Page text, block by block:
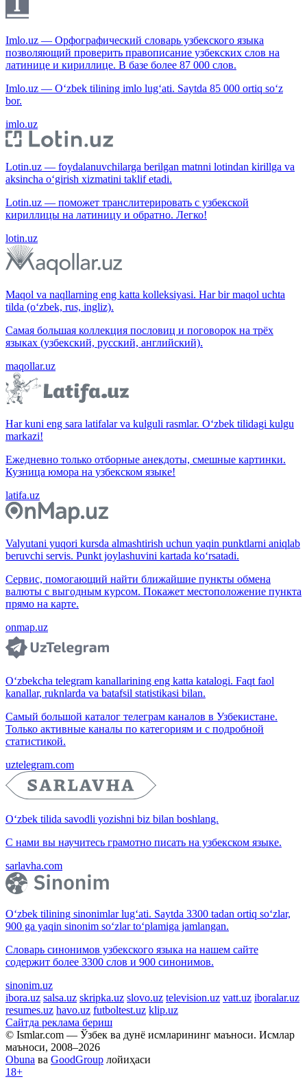
Imlo.uz — Орфографический словарь узбекского языка
позволяющий проверить правописание узбекских слов на
латинице и кириллице. В базе более 87 000 слов.
Imlo.uz — O‘zbek tilining imlo lug‘ati. Saytda 85 000 ortiq so‘z
bor.
imlo.uz
Lotin.uz — foydalanuvchilarga berilgan matnni lotindan kirillga va
aksincha o‘girish xizmatini taklif etadi.
Lotin.uz — поможет транслитерировать с узбекской
кириллицы на латиницу и обратно. Легко!
lotin.uz
Maqol va naqllarning eng katta kolleksiyasi. Har bir maqol uchta
tilda (o‘zbek, rus, ingliz).
Самая большая коллекция пословиц и поговорок на трёх
языках (узбекский, русский, английский).
maqollar.uz
Har kuni eng sara latifalar va kulguli rasmlar. O‘zbek tilidagi kulgu
markazi!
Ежедневно только отборные анекдоты, смешные картинки.
Кузница юмора на узбекском языке!
latifa.uz
Valyutani yuqori kursda almashtirish uchun yaqin punktlarni aniqlab
beruvchi servis. Punkt joylashuvini kartada ko‘rsatadi.
Сервис, помогающий найти ближайшие пункты обмена
валюты с выгодным курсом. Покажет местоположение пункта
прямо на карте.
onmap.uz
O‘zbekcha telegram kanallarining eng katta katalogi. Faqt faol
kanallar, ruknlarda va batafsil statistikasi bilan.
Самый большой каталог телеграм каналов в Узбекистане.
Только активные каналы по категориям и с подробной
статистикой.
uztelegram.com
O‘zbek tilida savodli yozishni biz bilan boshlang.
С нами вы научитесь грамотно писать на узбекском языке.
sarlavha.com
O‘zbek tilining sinonimlar lug‘ati. Saytda 3300 tadan ortiq so‘zlar,
900 ga yaqin sinonim so‘zlar to‘plamiga jamlangan.
Словарь синонимов узбекского языка на нашем сайте
содержит более 3300 слов и 900 синонимов.
sinonim.uz
ibora.uz salsa.uz skripka.uz slovo.uz television.uz vatt.uz iboralar.uz
resumes.uz havo.uz futboltest.uz klip.uz
Сайтда реклама бериш
© Ismlar.com — Ўзбек ва дунё исмларининг маъноси. Исмлар
маъноси, 2008–2026
Obuna ва GoodGroup лойиҳаси
18+